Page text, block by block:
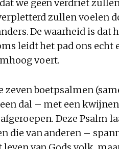
we geen verdriet
zullen voelen
De waarheid is
leidt het pad ons
voert.
zeven boetpsalmen
dal – met een
Deze Psalm
die van anderen –